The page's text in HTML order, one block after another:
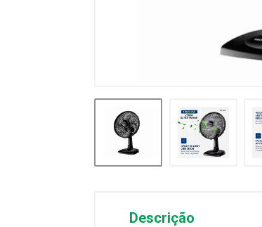
Descrição